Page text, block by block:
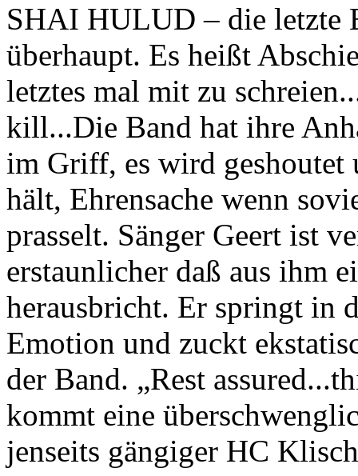
SHAI HULUD – die letzte
überhaupt. Es heißt
letztes mal mit zu
kill...Die Band hat ihre
im Griff, es wird geshoutet
hält, Ehrensache wenn
prasselt. Sänger Geert ist
erstaunlicher daß aus ihm
herausbricht. Er springt in
Emotion und zuckt
der Band. „Rest
kommt eine
jenseits gängiger HC